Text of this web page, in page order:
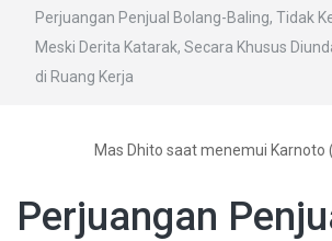
Perjuangan Penjual Bolang-Baling, Tidak
Meski Derita Katarak, Secara Khusus
di Ruang Kerja
Mas Dhito saat menemui Karnoto
Perjuangan